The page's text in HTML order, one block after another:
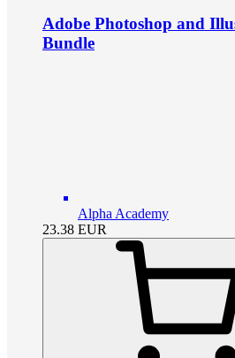
Adobe Photoshop and
Bundle
Alpha Academy
23.38 EUR